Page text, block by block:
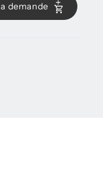
demande